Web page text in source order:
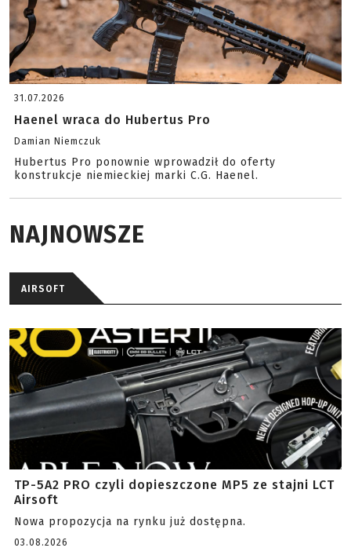
31.07.2026
Haenel wraca do Hubertus Pro
Damian Niemczuk
Hubertus Pro ponownie wprowadził do oferty
konstrukcje niemieckiej marki C.G. Haenel.
NAJNOWSZE
AIRSOFT
TP-5A2 PRO czyli dopieszczone MP5 ze stajni LCT
Airsoft
Nowa propozycja na rynku już dostępna.
03.08.2026